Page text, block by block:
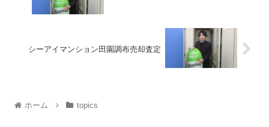
シーアイマンション田園調布売却査定
ホーム topics